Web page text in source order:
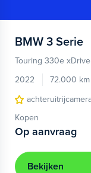
BMW 3 Serie
Touring 330e
2022
72.000 km
Kopen
Op aanvraag
Bekijken